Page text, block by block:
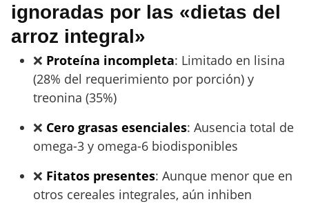
ignoradas por las «dietas del
arroz integral»
❌ Proteína incompleta: Limitado en lisina
(28% del requerimiento por porción) y
treonina (35%)
❌ Cero grasas esenciales: Ausencia total de
omega-3 y omega-6 biodisponibles
❌ Fitatos presentes: Aunque menor que en
otros cereales integrales, aún inhiben